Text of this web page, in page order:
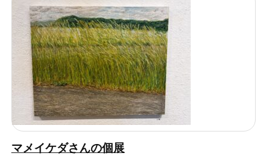
マメイケダさんの個展